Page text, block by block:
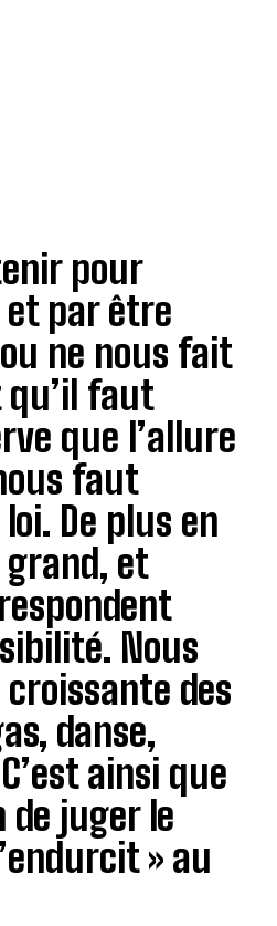
pour
par être
ne nous fait
qu’il faut
que l’allure
faut
De plus en
et
Nous
des
danse,
ainsi que
de juger le
» au